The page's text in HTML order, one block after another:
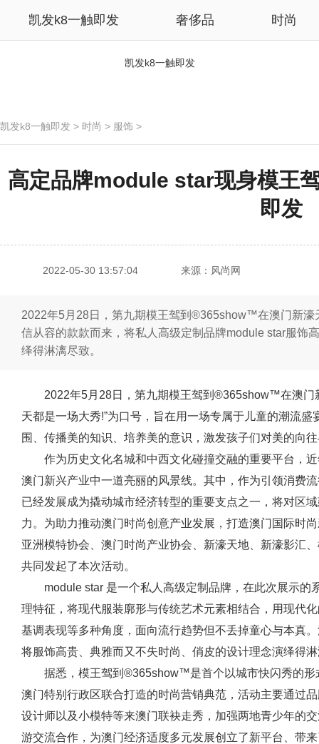
凯发k8一触即发 奢侈品 时尚
凯发k8一触即发
凯发k8一触即发 > 时尚 > 服饰 >
高定品牌module star现身模王
即发
2022-05-30 13:57:04 来源：风尚网
2022年5月28日，第九期模王驾到®365show™在澳门新濠
信从容的款款而来，将私人高级定制品牌module star服饰
绎得淋漓尽致。
2022年5月28日，第九期模王驾到®365show™在澳门
天都是一场大秀!”为口号，旨在用一场专属于儿童的潮流
围、传播美的知识、培养美的意识，激发孩子们对美的向
作为历史文化名城和中西文化碰撞交融的重要平台，
澳门新兴产业中一道亮丽的风景线。其中，作为引领消费
已经发展成为撬动城市经济转型的重要支点之一，将对区
力。为助力推动澳门时尚创意产业发展，打造澳门国际时
亚洲模特协会、澳门时尚产业协会、新濠天地、新濠影汇
共同发起了本次活动。
module star 是一个私人高级定制品牌，在此次展示
理特征，将现代服装廓形与传统艺术元素相结合，用现代
基调表现等多种角度，面向流行趋势但不丢掉童心与本真
将服饰高贵、典雅而又不失时尚、俏皮的设计理念演绎得
据悉，模王驾到®365show™是首个以城市快闪秀的
澳门特别行政区联合打造的时尚营销典范，活动主要通过
设计师以及小模特等来澳门联袂走秀，加强两地青少年的
游交流合作，为澳门经济适度多元发展创立了新平台、带